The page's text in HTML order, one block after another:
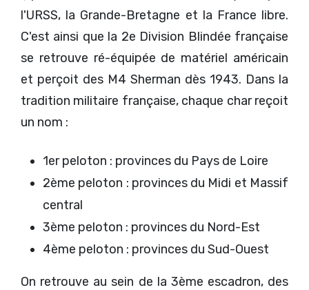
l'URSS, la Grande-Bretagne et la France libre.
C'est ainsi que la 2e Division Blindée française
se retrouve ré-équipée de matériel américain
et perçoit des M4 Sherman dès 1943. Dans la
tradition militaire française, chaque char reçoit
un nom :
1er peloton : provinces du Pays de Loire
2ème peloton : provinces du Midi et Massif
central
3ème peloton : provinces du Nord-Est
4ème peloton : provinces du Sud-Ouest
On retrouve au sein de la 3ème escadron, des